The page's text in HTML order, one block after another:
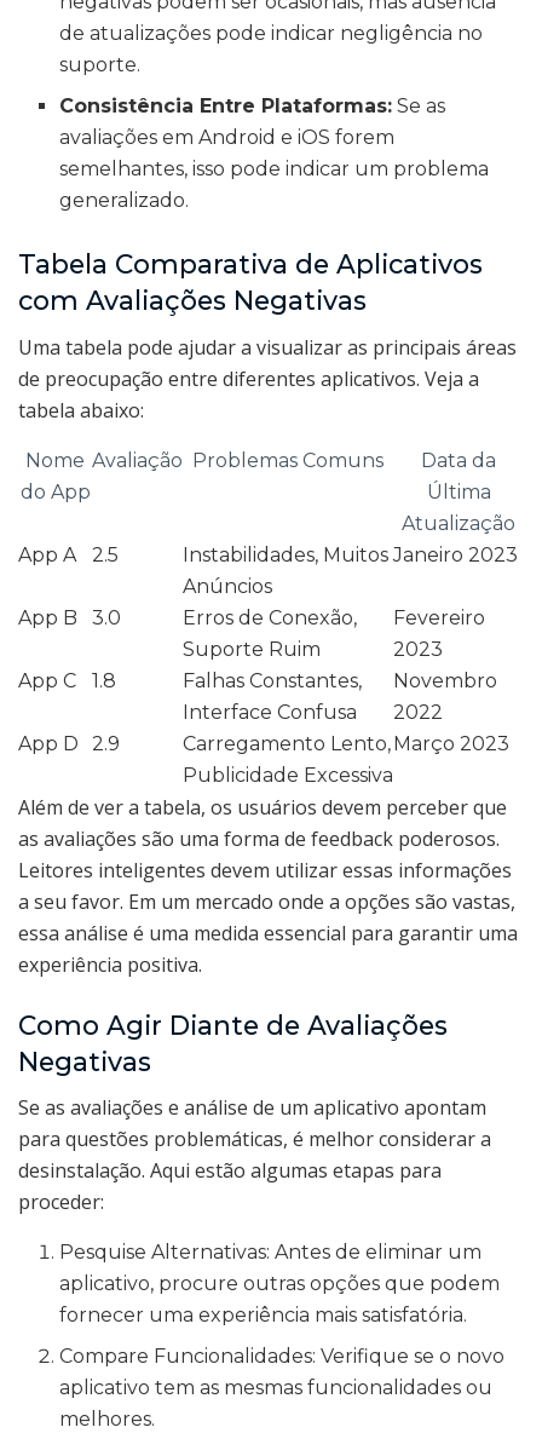
de atualizações pode indicar negligência no
suporte.
Consistência Entre Plataformas: Se as
avaliações em Android e iOS forem
semelhantes, isso pode indicar um problema
generalizado.
Tabela Comparativa de Aplicativos
com Avaliações Negativas
Uma tabela pode ajudar a visualizar as principais áreas
de preocupação entre diferentes aplicativos. Veja a
tabela abaixo:
Nome
do App
Avaliação Problemas Comuns
Data da
Última
Atualização
App A
2.5
Instabilidades, Muitos
Anúncios
Janeiro 2023
App B 3.0
Erros de Conexão,
Suporte Ruim
Fevereiro
2023
App C
1.8
Falhas Constantes,
Interface Confusa
Novembro
2022
App D
2.9
Carregamento Lento,
Publicidade Excessiva
Março 2023
Além de ver a tabela, os usuários devem perceber que
as avaliações são uma forma de feedback poderosos.
Leitores inteligentes devem utilizar essas informações
a seu favor. Em um mercado onde a opções são vastas,
essa análise é uma medida essencial para garantir uma
experiência positiva.
Como Agir Diante de Avaliações
Negativas
Se as avaliações e análise de um aplicativo apontam
para questões problemáticas, é melhor considerar a
desinstalação. Aqui estão algumas etapas para
proceder:
Pesquise Alternativas: Antes de eliminar um
aplicativo, procure outras opções que podem
fornecer uma experiência mais satisfatória.
Compare Funcionalidades: Verifique se o novo
aplicativo tem as mesmas funcionalidades ou
melhores.